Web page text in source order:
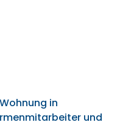
in
und